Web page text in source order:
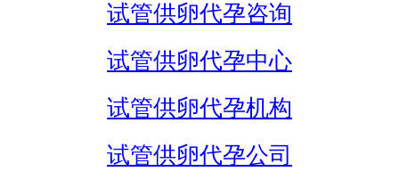
试管供卵代孕咨询
试管供卵代孕中心
试管供卵代孕机构
试管供卵代孕公司